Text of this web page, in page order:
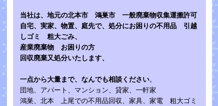
当社は、地元の北本市 鴻巣市 一般廃棄物収集運搬許可
自宅、実家、物置、庭先で、処分にお困りの不用品 引越
しゴミ 粗大ごみ、
産業廃棄物 お困りの方
回収廃棄又処分いたします、
一点から大量まで、なんでも相談ください。
団地、アパート、マンション、貸家、一軒家
鴻巣、北本 上尾での不用品回収、家具、家電 粗大ゴミ